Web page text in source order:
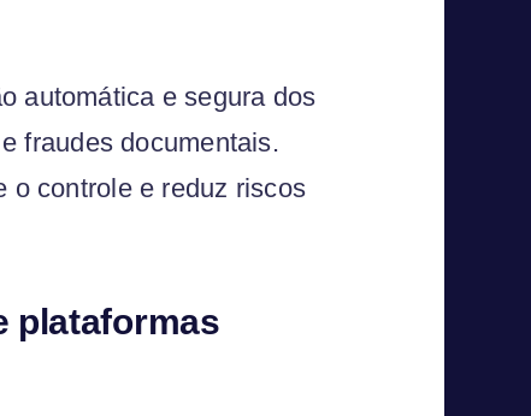
automática e segura dos
fraudes documentais.
o controle e reduz riscos
plataformas